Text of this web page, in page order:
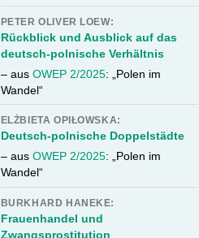
PETER OLIVER LOEW:
Rückblick und Ausblick auf das
deutsch-polnische Verhältnis
– aus OWEP 2/2025: „Polen im
Wandel“
ELŻBIETA OPIŁOWSKA:
Deutsch-polnische Doppelstädte
– aus OWEP 2/2025: „Polen im
Wandel“
BURKHARD HANEKE:
Frauenhandel und
Zwangsprostitution